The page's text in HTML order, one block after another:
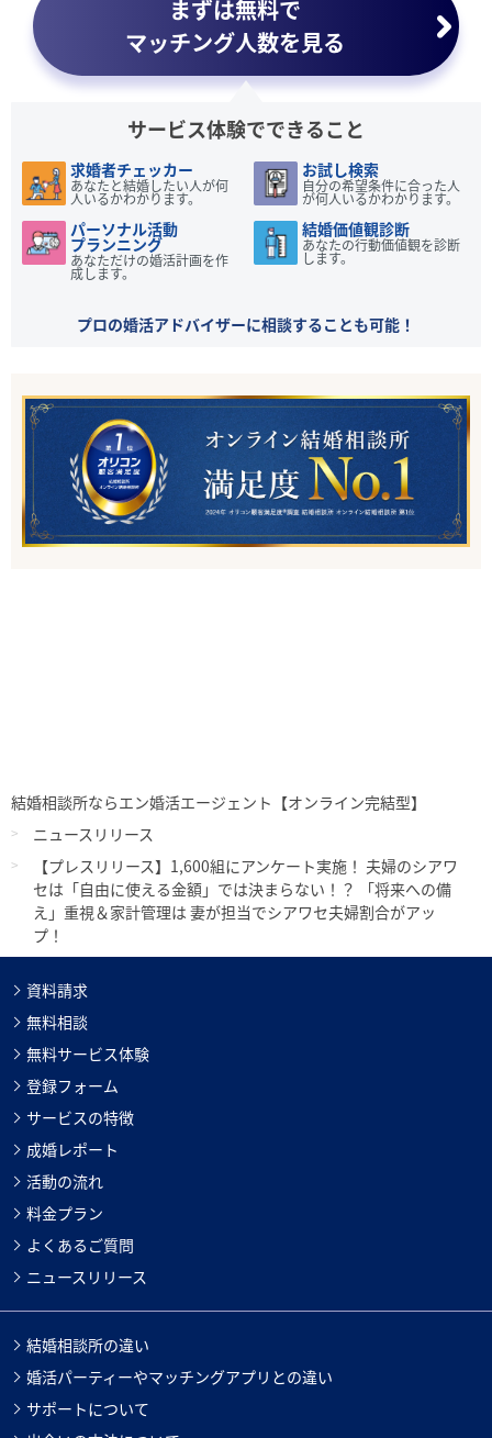
まずは無料で
マッチング人数を見る
サービス体験でできること
求婚者チェッカー
あなたと結婚したい人が何
人いるかわかります。
お試し検索
自分の希望条件に合った人
が何人いるかわかります。
パーソナル活動
プランニング
あなただけの婚活計画を作
成します。
結婚価値観診断
あなたの行動価値観を診断
します。
プロの婚活アドバイザーに相談することも可能！
結婚相談所ならエン婚活エージェント【オンライン完結型】
ニュースリリース
【プレスリリース】1,600組にアンケート実施！ 夫婦のシアワ
セは「自由に使える金額」では決まらない！？ 「将来への備
え」重視＆家計管理は 妻が担当でシアワセ夫婦割合がアッ
プ！
資料請求
無料相談
無料サービス体験
登録フォーム
サービスの特徴
成婚レポート
活動の流れ
料金プラン
よくあるご質問
ニュースリリース
結婚相談所の違い
婚活パーティーやマッチングアプリとの違い
サポートについて